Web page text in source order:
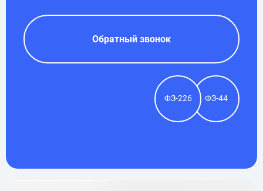
Обратный звонок
ФЗ-226 ФЗ-44